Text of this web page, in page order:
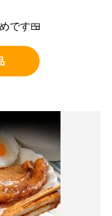
です🍱